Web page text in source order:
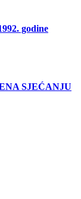
godine
SJEĆANJU